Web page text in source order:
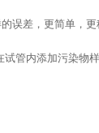
误差，更简单，更
管内添加污染物